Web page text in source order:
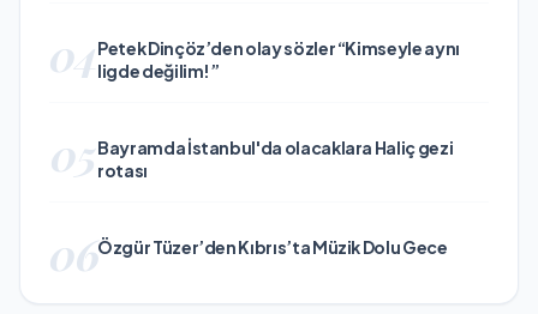
04Petek Dinçöz’den olay sözler “Kimseyle aynı
ligde değilim!”
05Bayramda İstanbul'da olacaklara Haliç gezi
rotası
06Özgür Tüzer’den Kıbrıs’ta Müzik Dolu Gece